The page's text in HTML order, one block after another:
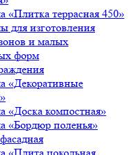
«Плитка террасная 450»
для изготовления
и малых
форм
«Декоративные
«Доска компостная»
«Бордюр поленья»